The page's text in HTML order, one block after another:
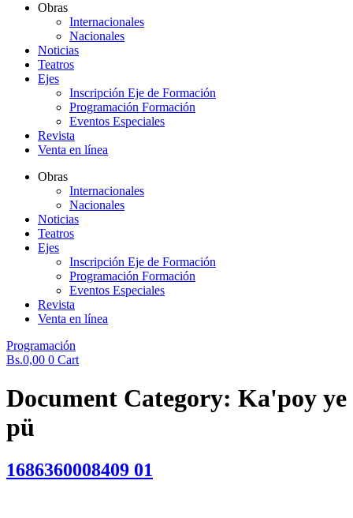
Obras
Internacionales
Nacionales
Noticias
Teatros
Ejes
Inscripción Eje de Formación
Programación Formación
Eventos Especiales
Revista
Venta en línea
Obras
Internacionales
Nacionales
Noticias
Teatros
Ejes
Inscripción Eje de Formación
Programación Formación
Eventos Especiales
Revista
Venta en línea
Programación
Bs.0,00 0 Cart
Document Category: Ka'poy ye
pü
1686360008409 01